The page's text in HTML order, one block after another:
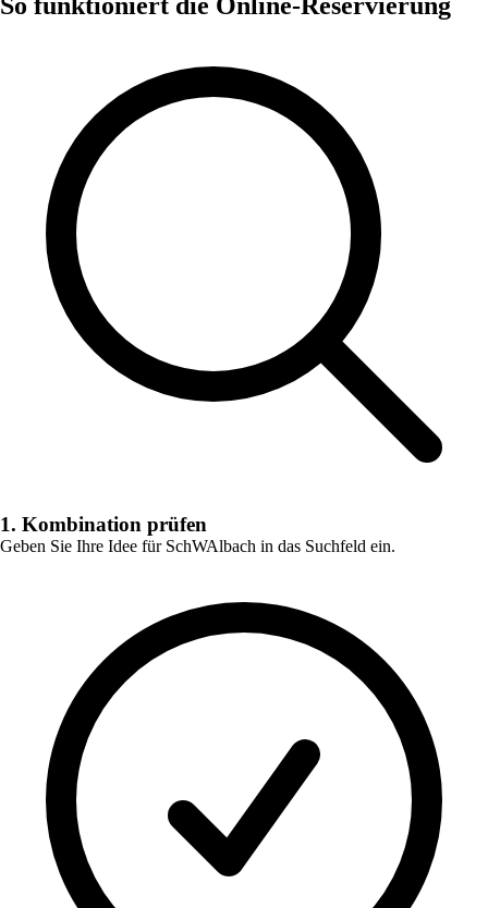
So funktioniert die Online-Reservierung
1. Kombination prüfen
Geben Sie Ihre Idee für SchWAlbach in das Suchfeld ein.